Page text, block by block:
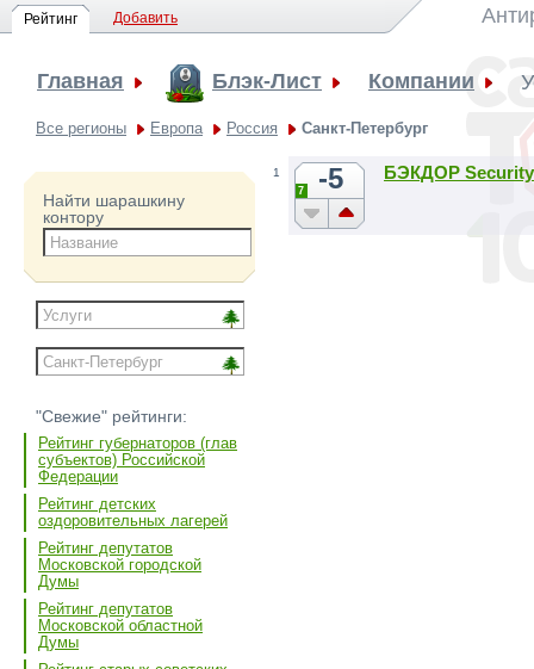
Рейтинг Добавить
Главная Блэк-Лист Компании
Все регионы Европа Россия Санкт-Петербург
Найти шарашкину
контору
"Свежие" рейтинги:
Рейтинг губернаторов (глав
субъектов) Российской
Федерации
Рейтинг детских
оздоровительных лагерей
Рейтинг депутатов
Московской городской
Думы
Рейтинг депутатов
Московской областной
Думы
1 -5
7
БЭКДОР